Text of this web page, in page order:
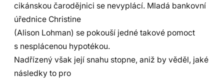
cikánskou čarodějnici se nevyplácí. Mladá bankovní
úřednice Christine
(Alison Lohman) se pokouší jedné takové pomoct
s nesplácenou hypotékou.
Nadřízený však její snahu stopne, aniž by věděl, jaké
následky to pro